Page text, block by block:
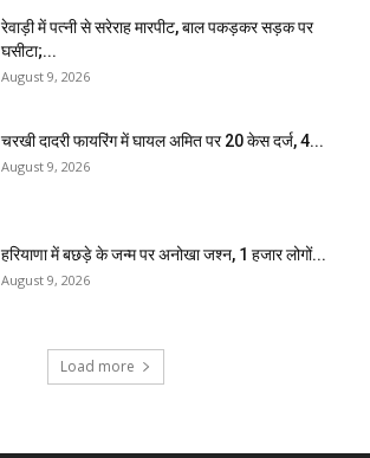
रेवाड़ी में पत्नी से सरेराह मारपीट, बाल पकड़कर सड़क पर
घसीटा;...
August 9, 2026
चरखी दादरी फायरिंग में घायल अमित पर 20 केस दर्ज, 4...
August 9, 2026
हरियाणा में बछड़े के जन्म पर अनोखा जश्न, 1 हजार लोगों...
August 9, 2026
Load more